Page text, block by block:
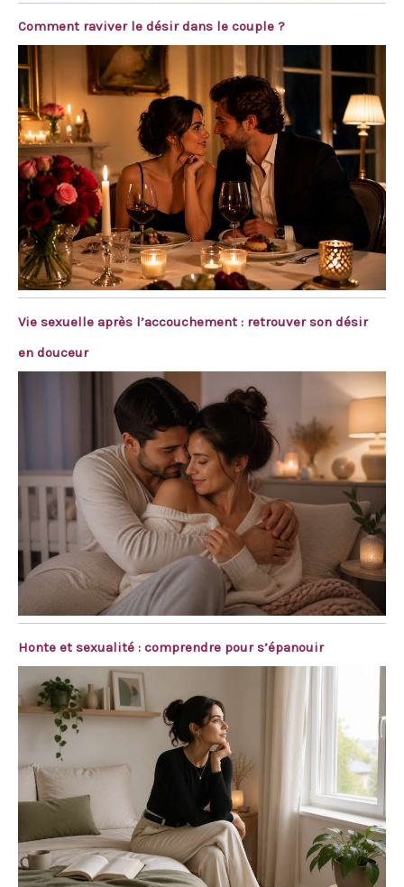
Comment raviver le désir dans le couple ?
Vie sexuelle après l’accouchement : retrouver son désir
en douceur
Honte et sexualité : comprendre pour s’épanouir